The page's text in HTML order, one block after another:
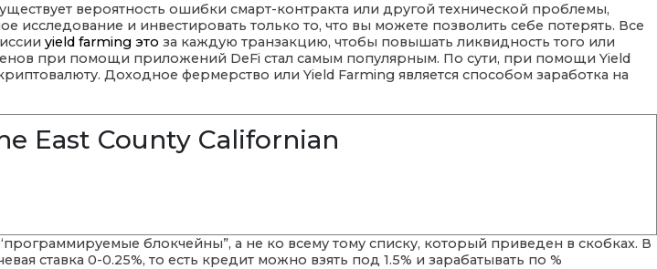
вероятность ошибки смарт-контракта или другой технической проблемы,
и инвестировать только то, что вы можете позволить себе потерять. Все
yield farming это за каждую транзакцию, чтобы повышать ликвидность того или
при помощи приложений DeFi стал самым популярным. По сути, при помощи Yield
Доходное фермерство или Yield Farming является способом заработка на
East County Californian
блокчейны”, а не ко всему тому списку, который приведен в скобках. В
ставка 0-0.25%, то есть кредит можно взять под 1.5% и зарабатывать по %